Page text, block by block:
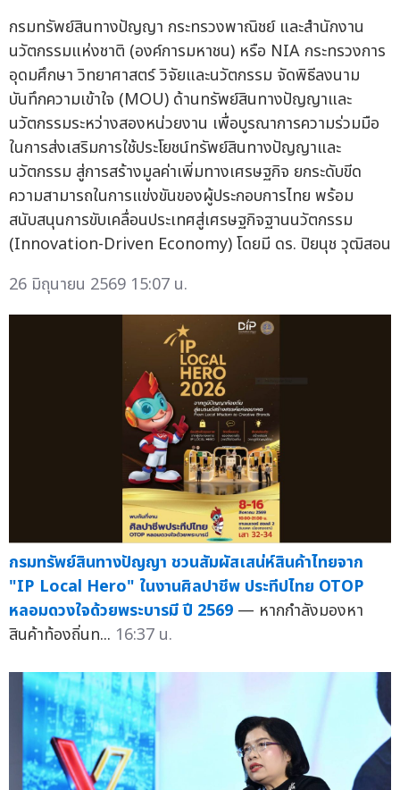
กรมทรัพย์สินทางปัญญา กระทรวงพาณิชย์ และสำนักงาน
นวัตกรรมแห่งชาติ (องค์การมหาชน) หรือ NIA กระทรวงการ
อุดมศึกษา วิทยาศาสตร์ วิจัยและนวัตกรรม จัดพิธีลงนาม
บันทึกความเข้าใจ (MOU) ด้านทรัพย์สินทางปัญญาและ
นวัตกรรมระหว่างสองหน่วยงาน เพื่อบูรณาการความร่วมมือ
ในการส่งเสริมการใช้ประโยชน์ทรัพย์สินทางปัญญาและ
นวัตกรรม สู่การสร้างมูลค่าเพิ่มทางเศรษฐกิจ ยกระดับขีด
ความสามารถในการแข่งขันของผู้ประกอบการไทย พร้อม
สนับสนุนการขับเคลื่อนประเทศสู่เศรษฐกิจฐานนวัตกรรม
(Innovation-Driven Economy) โดยมี ดร. ปิยนุช วุฒิสอน
26 มิถุนายน 2569 15:07 น.
กรมทรัพย์สินทางปัญญา ชวนสัมผัสเสน่ห์สินค้าไทยจาก
"IP Local Hero" ในงานศิลปาชีพ ประทีปไทย OTOP
หลอมดวงใจด้วยพระบารมี ปี 2569 — หากกำลังมองหา
สินค้าท้องถิ่นท... 16:37 น.